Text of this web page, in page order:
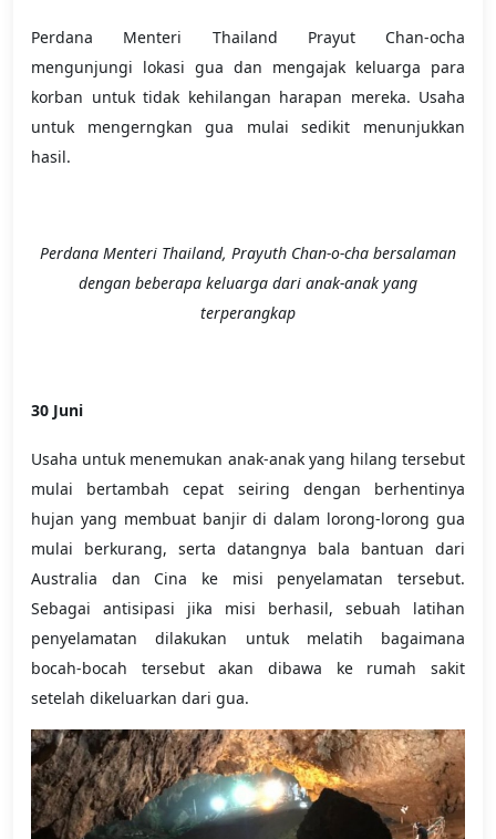
Perdana Menteri Thailand Prayut Chan-ocha
mengunjungi lokasi gua dan mengajak keluarga para
korban untuk tidak kehilangan harapan mereka. Usaha
untuk mengerngkan gua mulai sedikit menunjukkan
hasil.
Perdana Menteri Thailand, Prayuth Chan-o-cha bersalaman
dengan beberapa keluarga dari anak-anak yang
terperangkap
30 Juni
Usaha untuk menemukan anak-anak yang hilang tersebut
mulai bertambah cepat seiring dengan berhentinya
hujan yang membuat banjir di dalam lorong-lorong gua
mulai berkurang, serta datangnya bala bantuan dari
Australia dan Cina ke misi penyelamatan tersebut.
Sebagai antisipasi jika misi berhasil, sebuah latihan
penyelamatan dilakukan untuk melatih bagaimana
bocah-bocah tersebut akan dibawa ke rumah sakit
setelah dikeluarkan dari gua.